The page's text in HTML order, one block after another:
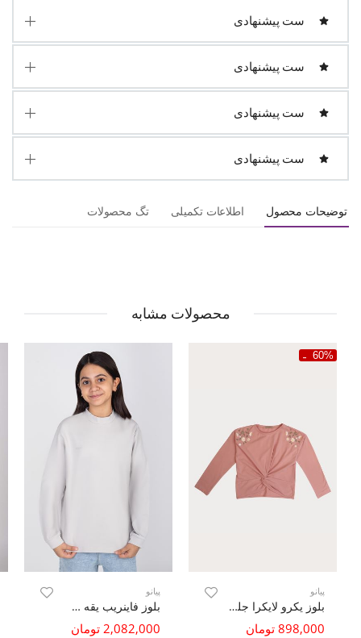
ست پیشنهادی
ست پیشنهادی
ست پیشنهادی
ست پیشنهادی
توضیحات محصول اطلاعات تکمیلی تگ محصولات
محصولات مشابه
60%
پیانو
بلوز یکرو لایکرا جلو گره ای آستین افتاده
898,000 تومان
پیانو
بلوز فاینریب یقه سه سانت
2,082,000 تومان